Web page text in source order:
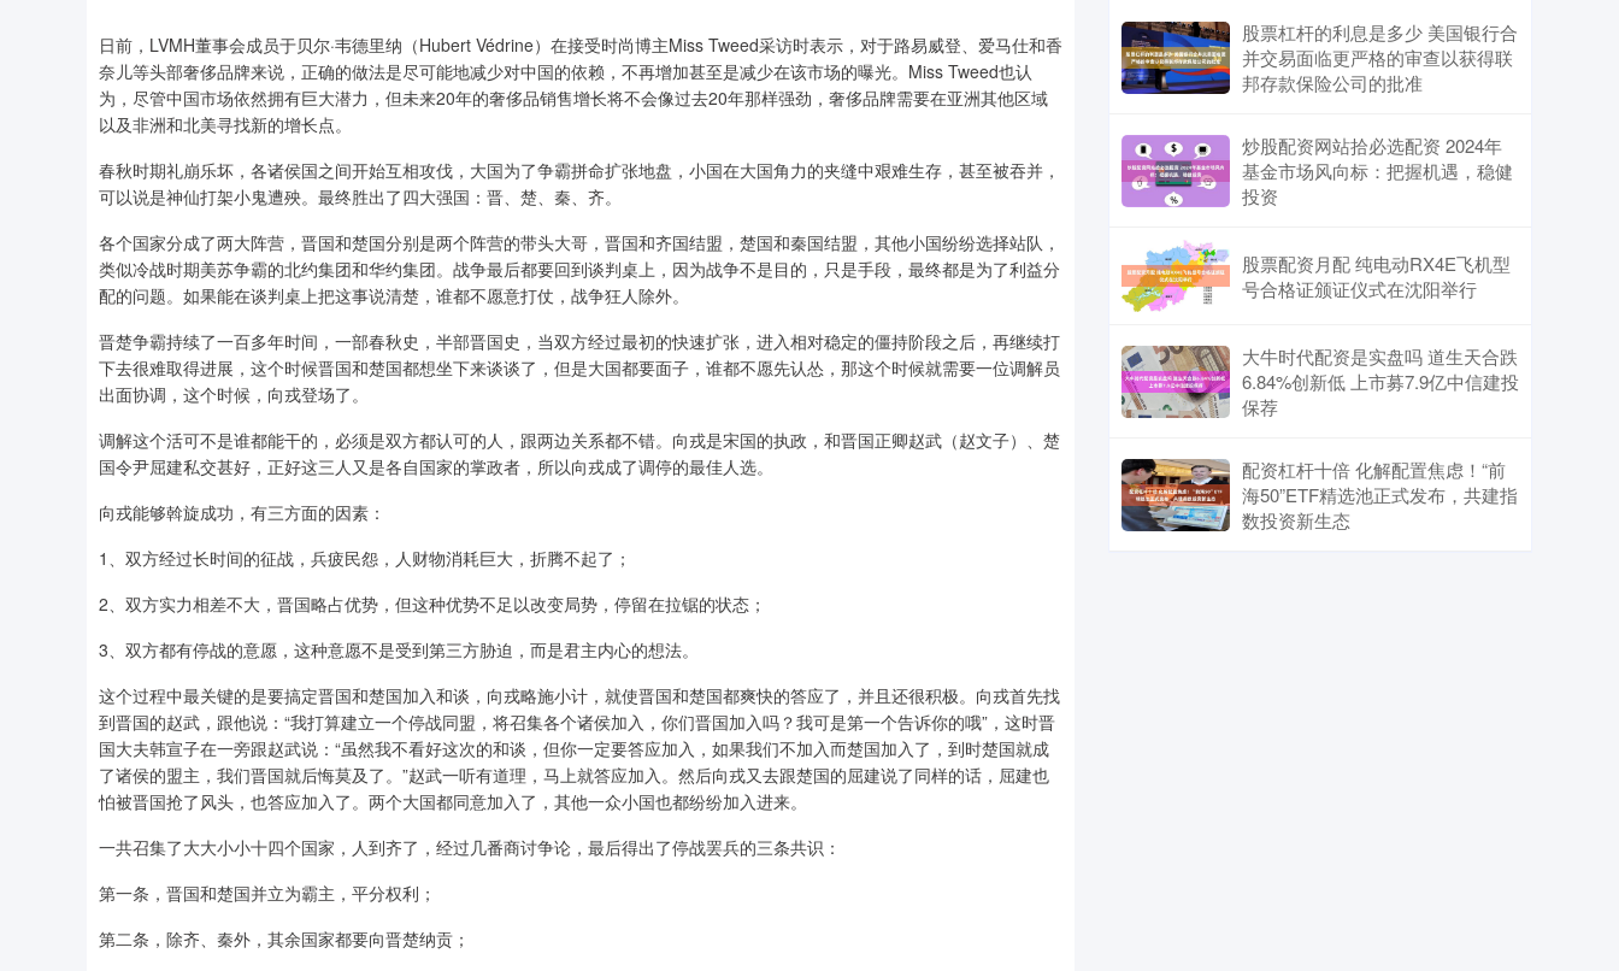
日前，LVMH董事会成员于贝尔·韦德里纳（Hubert Védrine）在接受时尚博主Miss Tweed采访时表示，对于路易威登、爱马仕和香
奈儿等头部奢侈品牌来说，正确的做法是尽可能地减少对中国的依赖，不再增加甚至是减少在该市场的曝光。Miss Tweed也认
为，尽管中国市场依然拥有巨大潜力，但未来20年的奢侈品销售增长将不会像过去20年那样强劲，奢侈品牌需要在亚洲其他区域
以及非洲和北美寻找新的增长点。
春秋时期礼崩乐坏，各诸侯国之间开始互相攻伐，大国为了争霸拼命扩张地盘，小国在大国角力的夹缝中艰难生存，甚至被吞并，
可以说是神仙打架小鬼遭殃。最终胜出了四大强国：晋、楚、秦、齐。
各个国家分成了两大阵营，晋国和楚国分别是两个阵营的带头大哥，晋国和齐国结盟，楚国和秦国结盟，其他小国纷纷选择站队，
类似冷战时期美苏争霸的北约集团和华约集团。战争最后都要回到谈判桌上，因为战争不是目的，只是手段，最终都是为了利益分
配的问题。如果能在谈判桌上把这事说清楚，谁都不愿意打仗，战争狂人除外。
晋楚争霸持续了一百多年时间，一部春秋史，半部晋国史，当双方经过最初的快速扩张，进入相对稳定的僵持阶段之后，再继续打
下去很难取得进展，这个时候晋国和楚国都想坐下来谈谈了，但是大国都要面子，谁都不愿先认怂，那这个时候就需要一位调解员
出面协调，这个时候，向戎登场了。
调解这个活可不是谁都能干的，必须是双方都认可的人，跟两边关系都不错。向戎是宋国的执政，和晋国正卿赵武（赵文子）、楚
国令尹屈建私交甚好，正好这三人又是各自国家的掌政者，所以向戎成了调停的最佳人选。
向戎能够斡旋成功，有三方面的因素：
1、双方经过长时间的征战，兵疲民怨，人财物消耗巨大，折腾不起了；
2、双方实力相差不大，晋国略占优势，但这种优势不足以改变局势，停留在拉锯的状态；
3、双方都有停战的意愿，这种意愿不是受到第三方胁迫，而是君主内心的想法。
这个过程中最关键的是要搞定晋国和楚国加入和谈，向戎略施小计，就使晋国和楚国都爽快的答应了，并且还很积极。向戎首先找
到晋国的赵武，跟他说：“我打算建立一个停战同盟，将召集各个诸侯加入，你们晋国加入吗？我可是第一个告诉你的哦”，这时晋
国大夫韩宣子在一旁跟赵武说：“虽然我不看好这次的和谈，但你一定要答应加入，如果我们不加入而楚国加入了，到时楚国就成
了诸侯的盟主，我们晋国就后悔莫及了。”赵武一听有道理，马上就答应加入。然后向戎又去跟楚国的屈建说了同样的话，屈建也
怕被晋国抢了风头，也答应加入了。两个大国都同意加入了，其他一众小国也都纷纷加入进来。
一共召集了大大小小十四个国家，人到齐了，经过几番商讨争论，最后得出了停战罢兵的三条共识：
第一条，晋国和楚国并立为霸主，平分权利；
第二条，除齐、秦外，其余国家都要向晋楚纳贡；
股票杠杆的利息是多少 美国银行合
并交易面临更严格的审查以获得联
邦存款保险公司的批准
炒股配资网站拾必选配资 2024年
基金市场风向标：把握机遇，稳健
投资
股票配资月配 纯电动RX4E飞机型
号合格证颁证仪式在沈阳举行
大牛时代配资是实盘吗 道生天合跌
6.84%创新低 上市募7.9亿中信建投
保荐
配资杠杆十倍 化解配置焦虑！“前
海50”ETF精选池正式发布，共建指
数投资新生态